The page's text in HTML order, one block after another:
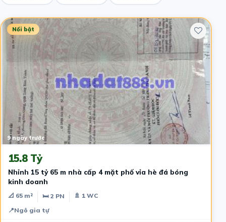
Nổi bật
9 ngày trước
15.8 Tỷ
Nhỉnh 15 tỷ 65 m nhà cấp 4 mặt phố vỉa hè đá bóng
kinh doanh
📐 65 m² 🛏 2 PN
🚿 1 WC
📍Ngô gia tự